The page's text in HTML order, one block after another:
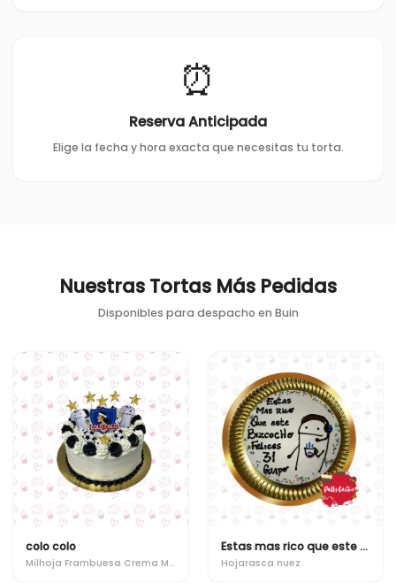
⏰
Reserva Anticipada
Elige la fecha y hora exacta que necesitas tu torta.
Nuestras Tortas Más Pedidas
Disponibles para despacho en Buin
colo colo
Milhoja Frambuesa Crema Manjar
Estas mas rico que este bizcocho
Hojarasca nuez